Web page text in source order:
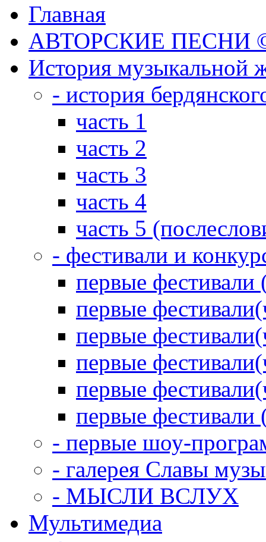
Главная
АВТОРСКИЕ ПЕСНИ ©
История музыкальной
- история
часть 1
часть 2
часть 3
часть 4
часть 5
- фестивали и
первые фестивали
первые
первые
первые
первые
первые фестивали
- первые шоу-
- галерея Славы
- МЫСЛИ ВСЛУХ
Мультимедиа